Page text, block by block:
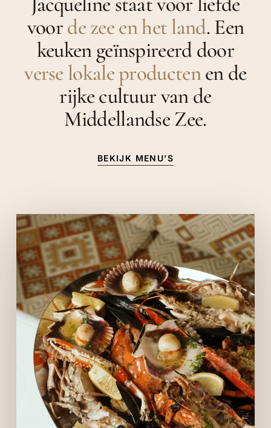
voorde zee en het land. Een
keuken geïnspireerd door
verse lokale productenen de
rijke cultuur van de
Middellandse Zee.
BEKIJK MENU’S